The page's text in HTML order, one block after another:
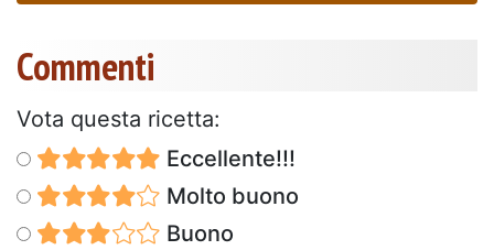
Commenti
Vota questa ricetta:
Eccellente!!!
Molto buono
Buono